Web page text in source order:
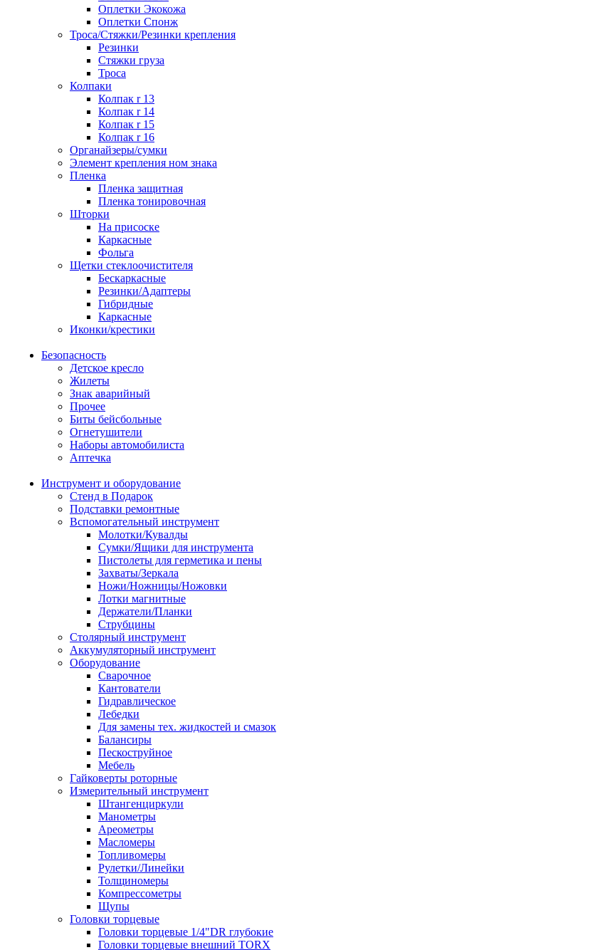
Оплетки Экокожа
Оплетки Спонж
Троса/Стяжки/Резинки крепления
Резинки
Стяжки груза
Троса
Колпаки
Колпак r 13
Колпак r 14
Колпак r 15
Колпак r 16
Органайзеры/сумки
Элемент крепления ном знака
Пленка
Пленка защитная
Пленка тонировочная
Шторки
На присоске
Каркасные
Фольга
Щетки стеклоочистителя
Бескаркасные
Резинки/Адаптеры
Гибридные
Каркасные
Иконки/крестики
Безопасность
Детское кресло
Жилеты
Знак аварийный
Прочее
Биты бейсбольные
Огнетушители
Наборы автомобилиста
Аптечка
Инструмент и оборудование
Стенд в Подарок
Подставки ремонтные
Вспомогательный инструмент
Молотки/Кувалды
Сумки/Ящики для инструмента
Пистолеты для герметика и пены
Захваты/Зеркала
Ножи/Ножницы/Ножовки
Лотки магнитные
Держатели/Планки
Струбцины
Столярный инструмент
Аккумуляторный инструмент
Оборудование
Сварочное
Кантователи
Гидравлическое
Лебедки
Для замены тех. жидкостей и смазок
Балансиры
Пескоструйное
Мебель
Гайковерты роторные
Измерительный инструмент
Штангенциркули
Манометры
Ареометры
Масломеры
Топливомеры
Рулетки/Линейки
Толщиномеры
Компрессометры
Щупы
Головки торцевые
Головки торцевые 1/4"DR глубокие
Головки торцевые внешний TORX